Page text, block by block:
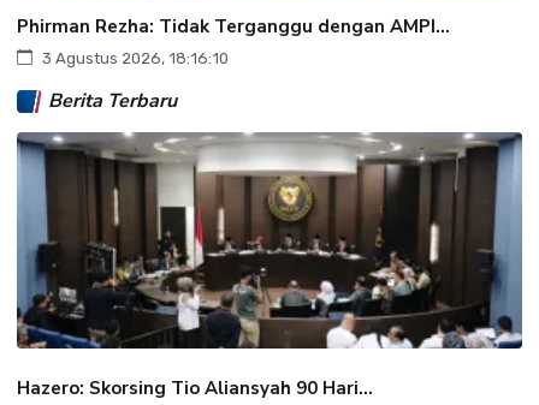
Phirman Rezha: Tidak Terganggu dengan AMPI...
3 Agustus 2026, 18:16:10
Berita Terbaru
Hazero: Skorsing Tio Aliansyah 90 Hari...